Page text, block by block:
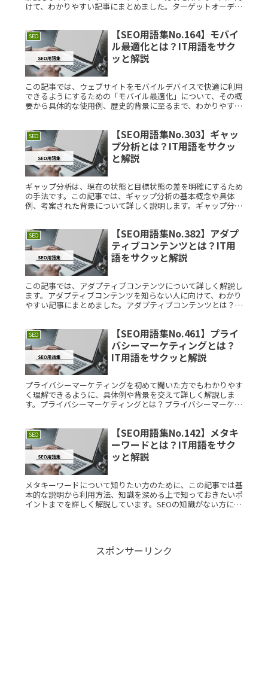
けて、わかりやすい記事にまとめました。ターゲットオーディ
SEO
【SEO用語集No.164】モバイ
ル最適化とは？IT用語をサク
ッと解説
この記事では、ウェブサイトをモバイルデバイスで快適に利用
できるようにするための「モバイル最適化」について、その概
要から具体的な使用例、歴史的背景に至るまで、わかりやすく
SEO
【SEO用語集No.303】ギャッ
プ分析とは？IT用語をサクッ
と解説
ギャップ分析は、現在の状態と目標状態の差を明確にするため
の手法です。この記事では、ギャップ分析の基本概念や具体
例、考案された背景について詳しく説明します。ギャップ分析
SEO
【SEO用語集No.382】アダプ
ティブコンテンツとは？IT用
語をサクッと解説
この記事では、アダプティブコンテンツについて詳しく解説し
ます。アダプティブコンテンツを知らない人に向けて、わかり
やすい記事にまとめました。アダプティブコンテンツとは？ア
SEO
【SEO用語集No.461】プライ
バシーマーケティングとは？
IT用語をサクッと解説
プライバシーマーケティングを初めて聞いた方でもわかりやす
く理解できるように、具体例や背景を交えて詳しく解説しま
す。プライバシーマーケティングとは？プライバシーマーケテ
SEO
【SEO用語集No.142】メタキ
ーワードとは？IT用語をサク
ッと解説
メタキーワードについて知りたい方のために、この記事では基
本的な説明から利用方法、知識を深める上で知っておきたいポ
イントまでを詳しく解説しています。SEOの知識がない方にも
スポンサーリンク